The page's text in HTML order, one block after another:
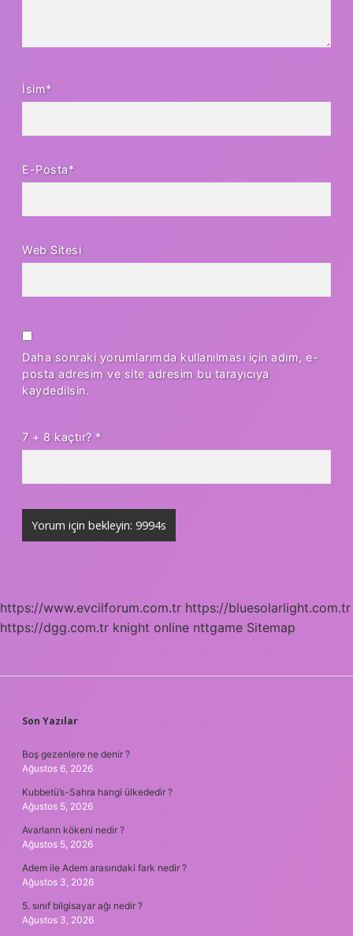
İsim*
E-Posta*
Web Sitesi
Daha sonraki yorumlarımda kullanılması için adım, e-
posta adresim ve site adresim bu tarayıcıya
kaydedilsin.
7 + 8 kaçtır? *
https://www.evcilforum.com.tr https://bluesolarlight.com.tr
https://dgg.com.tr knight online nttgame Sitemap
SIDEBAR
Son Yazılar
Boş gezenlere ne denir ?
Ağustos 6, 2026
Kubbetü’s-Sahra hangi ülkededir ?
Ağustos 5, 2026
Avarların kökeni nedir ?
Ağustos 5, 2026
Adem ile Adem arasındaki fark nedir ?
Ağustos 3, 2026
5. sınıf bilgisayar ağı nedir ?
Ağustos 3, 2026